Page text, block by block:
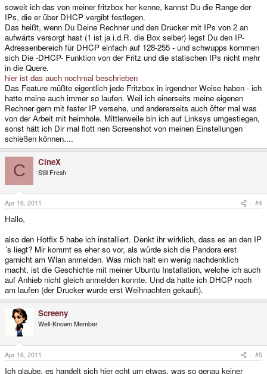
soweit ich das von meiner fritzbox her kenne, kannst Du die Range der
IPs, die er über DHCP vergibt festlegen.
Das heißt, wenn Du Deine Rechner und den Drucker mit IPs von 2 an
aufwärts versorgt hast (1 ist ja i.d.R. die Box selber) legst Du den IP-
Adressenbereich für DHCP einfach auf 128-255 - und schwupps kommen
sich Die -DHCP- Funktion von der Fritz und die statischen IPs nicht mehr
in die Quere.
hier ist das auch nochmal beschrieben
Das Feature müßte eigentlich jede Fritzbox in irgendner Weise haben - ich
hatte meine auch immer so laufen. Weil ich einerseits meine eigenen
Rechner gern mit fester IP versehe, und andererseits auch öfter mal was
von der Arbeit mit heimhole. Mittlerweile bin ich auf Linksys umgestiegen,
sonst hätt ich Dir mal flott nen Screenshot von meinen Einstellungen
schießen können....
C CineX
Still Fresh
Apr 16, 2011 #4
Hallo,
also den Hotfix 5 habe ich installiert. Denkt ihr wirklich, dass es an den IP
´s liegt? Mir kommt es eher so vor, als würde sich die Pandora erst
garnicht am Wlan anmelden. Was mich halt ein wenig nachdenklich
macht, ist die Geschichte mit meiner Ubuntu Installation, welche ich auch
auf Anhieb nicht gleich anmelden konnte. Und da hatte ich DHCP noch
am laufen (der Drucker wurde erst Weihnachten gekauft).
Screeny
Well-Known Member
Apr 16, 2011 #5
Ich glaube, es handelt sich hier echt um etwas, was so genau keiner